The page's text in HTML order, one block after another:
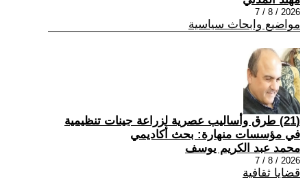
2026 / 8 / 7
مواضيع وابحاث سياسية
(21) طرق وأساليب عصرية لزراعة جينات تنظيمية
في مؤسسات منهارة: بحث أكاديمي
محمد عبد الكريم يوسف
2026 / 8 / 7
قضايا ثقافية